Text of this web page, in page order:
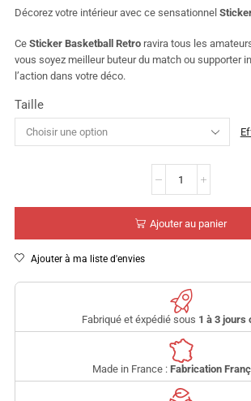
Décorez votre intérieur avec ce sensationnel
Ce Sticker Basketball Retro ravira tous les
vous soyez meilleur buteur du match ou supporter
l’action dans votre déco.
Taille
Ajouter au panier
Ajouter à ma liste d'envies
Fabriqué et éxpédié sous 1 à 3 jours
Made in France : Fabrication